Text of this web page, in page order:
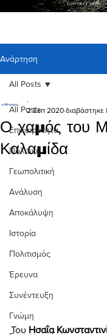
Contact info:
Ανάρτηση
All Posts
Επικαιρότητα
Πολιτική
Γεωπολιτική
Ανάλυση
Αποκάλυψη
Ιστορία
Πολιτισμός
Έρευνα
Συνέντευξη
Γνώμη
All Posts
Ο χαμός του
Καλαμίδα
.
2 Σεπ 2020 διαβάστηκε
Του Ησαΐα